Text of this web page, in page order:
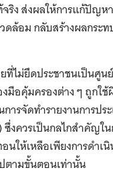
ริง ส่งผลให้การแก้ปัญห
ล้อม กลับสร้างผลกระท
ที่ไม่ยึดประชาชนเป็นศูน
มือคุ้มครองต่าง ๆ ถูกใ
การจัดทำรายงานการปร
งควรเป็นกลไกสำคัญใ
ให้เหลือเพียงการดำเนิ
ตามขั้นตอนเท่านั้น